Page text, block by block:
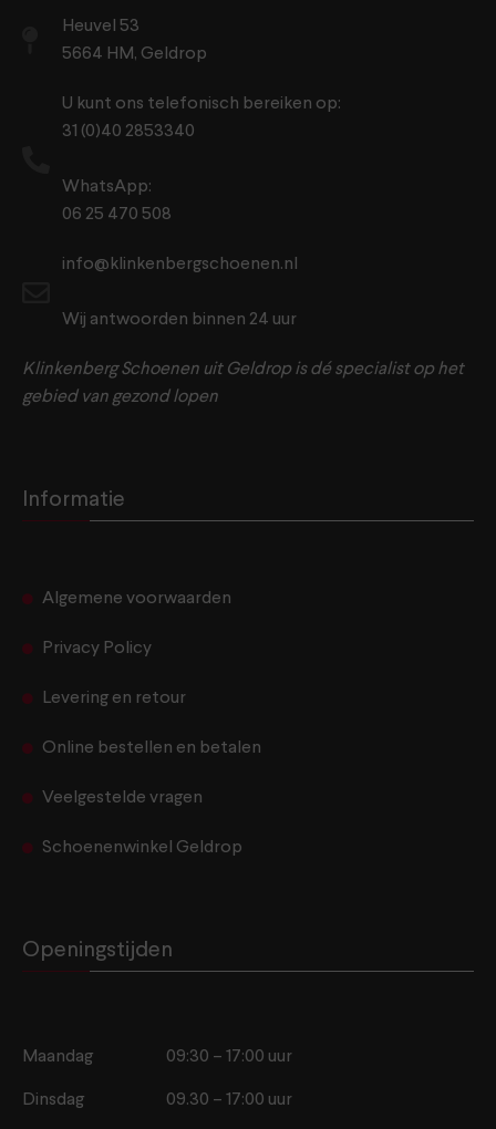
Heuvel 53
5664 HM, Geldrop
U kunt ons telefonisch bereiken op:
31 (0)40 2853340
WhatsApp:
06 25 470 508
info@klinkenbergschoenen.nl
Wij antwoorden binnen 24 uur
Klinkenberg Schoenen uit Geldrop is dé specialist op het
gebied van gezond lopen
Informatie
Algemene voorwaarden
Privacy Policy
Levering en retour
Online bestellen en betalen
Veelgestelde vragen
Schoenenwinkel Geldrop
Openingstijden
Maandag 09:30 – 17:00 uur
Dinsdag 09.30 – 17:00 uur